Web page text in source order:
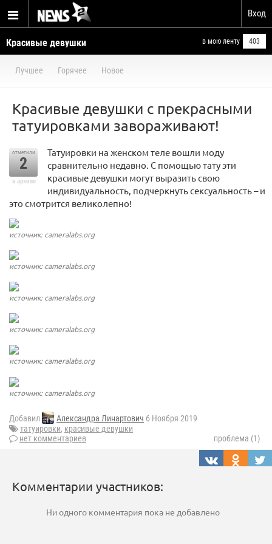
Вход
Красивые девушки в мою ленту 403
Лучшее Горячее Новое
Красивые девушки с прекрасными
татуировками завораживают!
отметили
2
в архиве
Татуировки на женском теле вошли моду
сравнительно недавно. С помощью тату эти
красивые девушки могут выразить свою
индивидуальность, подчеркнуть сексуальность – и
это смотрится великолепно!
источник: cameralabs.org
источник: cameralabs.org
источник: cameralabs.org
источник: cameralabs.org
источник: cameralabs.org
источник: cameralabs.org
Добавил Александра Линартович 6 Ноября 2019
татуировки, красивые девушки
нет комментариев
проблема (1)
Комментарии участников:
Ни одного комментария пока не добавлено